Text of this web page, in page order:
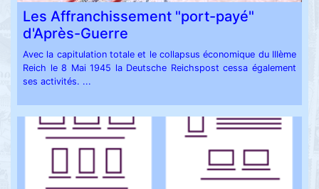
Les Affranchissement "port-payé"
d'Après-Guerre
Avec la capitulation totale et le collapsus économique du IIIème
Reich le 8 Mai 1945 la Deutsche Reichspost cessa également
ses activités. ...